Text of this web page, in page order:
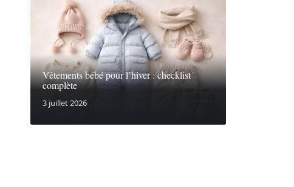
Vêtements bébé pour l’hiver : checklist
complète
3 juillet 2026